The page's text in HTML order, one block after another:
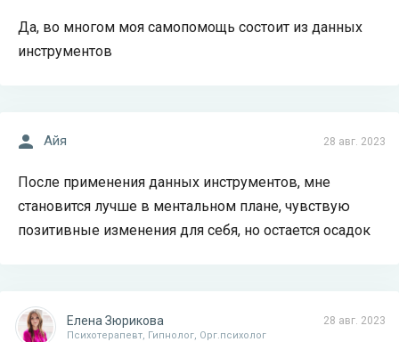
Да, во многом моя самопомощь состоит из данных
инструментов
28 авг. 2023
Айя
После применения данных инструментов, мне
становится лучше в ментальном плане, чувствую
позитивные изменения для себя, но остается осадок
28 авг. 2023
Елена Зюрикова
Психотерапевт, Гипнолог, Орг.психолог